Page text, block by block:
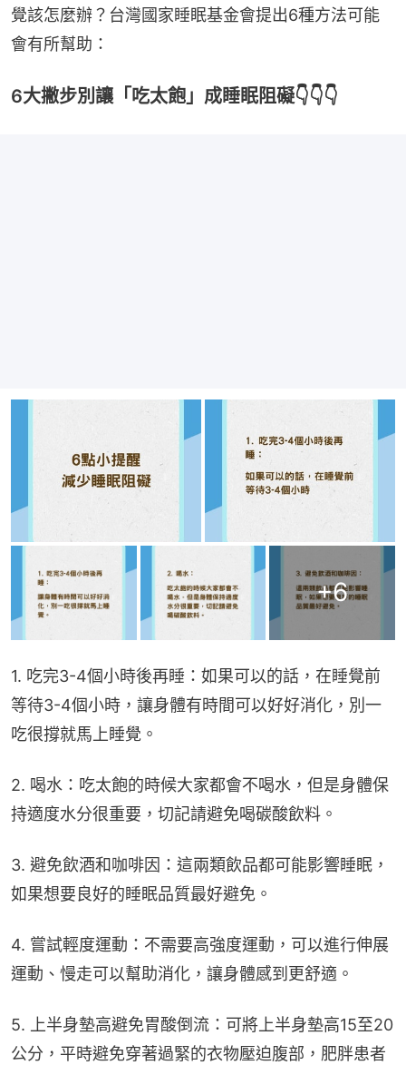
覺該怎麼辦？台灣國家睡眠基金會提出6種方法可能
會有所幫助：
6大撇步別讓「吃太飽」成睡眠阻礙👇👇👇
+6
1. 吃完3-4個小時後再睡：如果可以的話，在睡覺前
等待3-4個小時，讓身體有時間可以好好消化，別一
吃很撐就馬上睡覺。
2. 喝水：吃太飽的時候大家都會不喝水，但是身體保
持適度水分很重要，切記請避免喝碳酸飲料。
3. 避免飲酒和咖啡因：這兩類飲品都可能影響睡眠，
如果想要良好的睡眠品質最好避免。
4. 嘗試輕度運動：不需要高強度運動，可以進行伸展
運動、慢走可以幫助消化，讓身體感到更舒適。
5. 上半身墊高避免胃酸倒流：可將上半身墊高15至20
公分，平時避免穿著過緊的衣物壓迫腹部，肥胖患者